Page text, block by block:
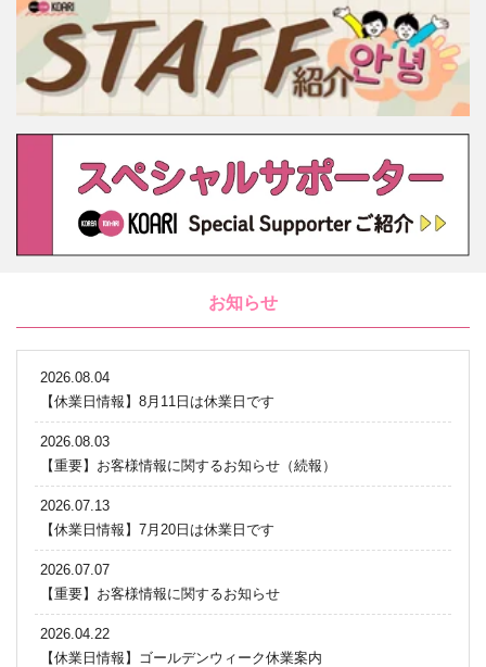
お知らせ
2026.08.04
【休業日情報】8月11日は休業日です
2026.08.03
【重要】お客様情報に関するお知らせ（続報）
2026.07.13
【休業日情報】7月20日は休業日です
2026.07.07
【重要】お客様情報に関するお知らせ
2026.04.22
【休業日情報】ゴールデンウィーク休業案内